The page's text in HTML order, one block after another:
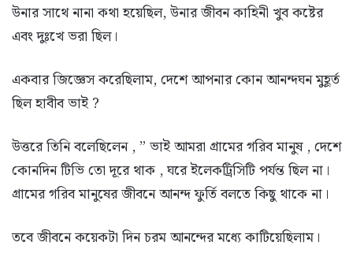
উনার সাথে নানা কথা হয়েছিল, উনার জীবন কাহিনী খুব কষ্টের
এবং দুঃখে ভরা ছিল।
একবার জিজ্ঞেস করেছিলাম, দেশে আপনার কোন আনন্দঘন মুহূর্ত
ছিল হাবীব ভাই ?
উত্তরে তিনি বলেছিলেন , ” ভাই আমরা গ্রামের গরিব মানুষ , দেশে
কোনদিন টিভি তো দূরে থাক , ঘরে ইলেকট্রিসিটি পর্যন্ত ছিল না।
গ্রামের গরিব মানুষের জীবনে আনন্দ ফুর্তি বলতে কিছু থাকে না।
তবে জীবনে কয়েকটা দিন চরম আনন্দের মধ্যে কাটিয়েছিলাম।